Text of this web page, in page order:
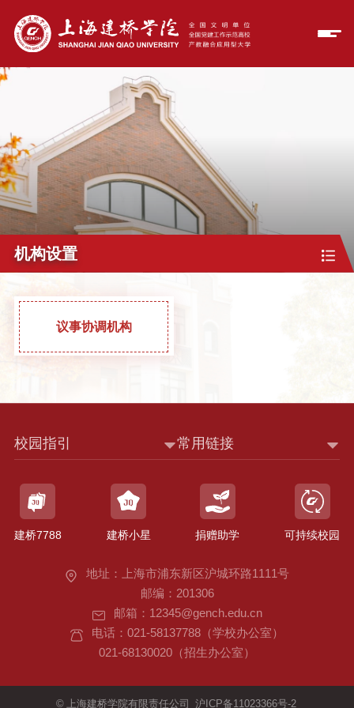
机构设置
议事协调机构
地址：上海市浦东新区沪城环路1111号
邮编：201306
邮箱：12345@gench.edu.cn
电话：021-58137788（学校办公室）
021-68130020（招生办公室）
校园指引 常用链接
建桥7788 建桥小星 捐赠助学 可持续校园
© 上海建桥学院有限责任公司 沪ICP备11023366号-2